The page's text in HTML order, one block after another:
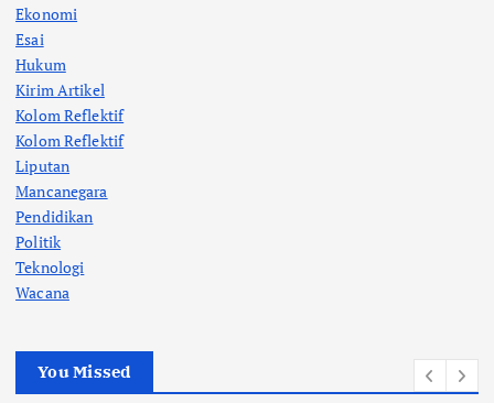
Ekonomi
Esai
Hukum
Kirim Artikel
Kolom Reflektif
Kolom Reflektif
Liputan
Mancanegara
Pendidikan
Politik
Teknologi
Wacana
You Missed